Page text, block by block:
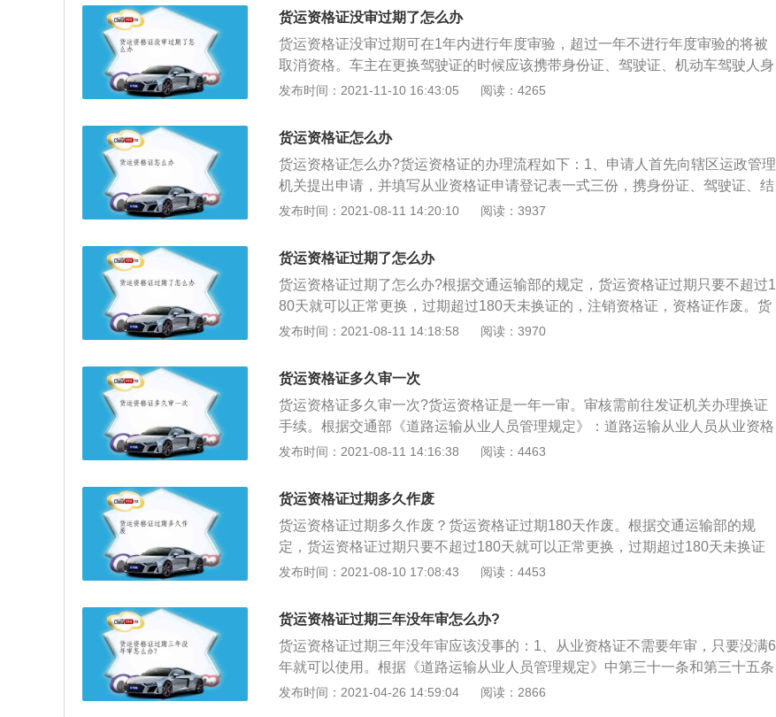
核发地车管所参加学习，通过科目一的考试后可恢复驾驶资格。4、被注销超过
两年驾驶证作废。
货运资格证没审过期了怎么办
货运资格证没审过期可在1年内进行年度审验，超过一年不进行年度审验的将被
取消资格。车主在更换驾驶证的时候应该携带身份证、驾驶证、机动车驾驶人身
体状况证明和两张一寸白底彩色照片。对于体检证明，车主需要提供的是卫生局
具的身体状况的医学证明。货运经营资格证书年审程序注意事项：1.如果没有时
间去车管所，可以晚点去，不罚款，但不能超过一年。2.驾照年审所需资料：提
供驾照、身份证原件及机动车驾驶员身体状况证明。货运经营资格证书年审时
间：持有其他准驾车型驾驶证的，每两年年审一次。
发布时间：2021-11-10 16:43:05 阅读：4265
货运资格证怎么办
货运资格证怎么办?货运资格证的办理流程如下：1、申请人首先向辖区运政管理
机关提出申请，并填写从业资格证申请登记表一式三份，携身份证、驾驶证、结
业证（限2004年4月1日以后持驾驶证）及《从业资格证》（限增驾）原件及复印
可生效。2、申请人到市级运政管理机关报名，培训科审查申请登记表（二份）
及相关资料，审查合格的分配到有培训资质的驾校培训，并收取考试费和工本
费。3、申请人到有培训资质的驾校报名，将从业资格证申请登记表及身份证、
驾驶证、结业证复印件交驾校存档。申请项目为增驾的，将原从业资格证交给驾
校，由驾校交回培训科。驾校按《营运汽车驾驶员职业培训教学计划与教学大
关组织理论考试和实操考试。考试结束后公布考试成绩，理论考试不及格者不能
参加实操考试。考试不合格的，可以补考一次；补考仍不合格的，30日后重新报
名参加考试。
发布时间：2021-08-11 14:20:10 阅读：3937
货运资格证过期了怎么办
货运资格证过期了怎么办?根据交通运输部的规定，货运资格证过期只要不超过1
80天就可以正常更换，过期超过180天未换证的，注销资格证，资格证作废。货
运资格证的办理流程如下：1、申请人首先向辖区运政管理机关提出申请，并填
日以后持驾驶证）及《从业资格证》（限增驾）原件及复印件二份，同版1寸彩
色照片5张。申请表登记表由辖区运管所初审，合格后盖章方可生效。2、申请人
到市级运政管理机关报名，培训科审查申请登记表（二份）及相关资料，审查合
格的分配到有培训资质的驾校培训，并收取考试费和工本费。3、申请人到有培
训资质的驾校报名，将从业资格证申请登记表及身份证、驾驶证、结业证复印件
科。驾校按《营运汽车驾驶员职业培训教学计划与教学大纲》规定的内容、课时
和市运管处的相关规定进行培训。4、由市级运政管理机关组织理论考试和实操
考试。考试结束后公布考试成绩，理论考试不及格者不能参加实操考试。考试不
发布时间：2021-08-11 14:18:58 阅读：3970
货运资格证多久审一次
货运资格证多久审一次?货运资格证是一年一审。审核需前往发证机关办理换证
手续。根据交通部《道路运输从业人员管理规定》：道路运输从业人员从业资格
证件有效期为6年。道路运输从业人员应当在从业资格证件有效期届满30日前到
证的办理流程如下：1、申请人首先向辖区运政管理机关提出申请，并填写从业
资格证申请登记表一式三份，携身份证、驾驶证、结业证（限2004年4月1日以后
持驾驶证）及《从业资格证》（限增驾）原件及复印件二份，同版1寸彩色照片5
张。申请表登记表由辖区运管所初审，合格后盖章方可生效。2、申请人到市级
运政管理机关报名，培训科审查申请登记表（二份）及相关资料，审查合格的分
的驾校报名，将从业资格证申请登记表及身份证、驾驶证、结业证复印件交驾校
存档。申请项目为增驾的，将原从业资格证交给驾校，由驾校交回培训科。驾校
按《营运汽车驾驶员职业培训教学计划与教学大纲》规定的内容、课时和市运管
试结束后公布考试成绩，理论考试不及格者不能参加实操考试。考试不合格的，
发布时间：2021-08-11 14:16:38 阅读：4463
货运资格证过期多久作废
货运资格证过期多久作废？货运资格证过期180天作废。根据交通运输部的规
定，货运资格证过期只要不超过180天就可以正常更换，过期超过180天未换证
的，注销资格证，资格证作废。货运资格证的办理流程如下：1、申请人首先向
证、驾驶证、结业证（限2004年4月1日以后持驾驶证）及《从业资格证》（限增
驾）原件及复印件二份，同版1寸彩色照片5张。申请表登记表由辖区运管所初
审，合格后盖章方可生效。2、申请人到市级运政管理机关报名，培训科审查申
请登记表（二份）及相关资料，审查合格的分配到有培训资质的驾校培训，并收
取考试费和工本费。3、申请人到有培训资质的驾校报名，将从业资格证申请登
发布时间：2021-08-10 17:08:43 阅读：4453
货运资格证过期三年没年审怎么办?
货运资格证过期三年没年审应该没事的：1、从业资格证不需要年审，只要没满6
年就可以使用。根据《道路运输从业人员管理规定》中第三十一条和第三十五条
规定可以看出没有在规定的180天内换证，从业资格证自行作废；2、第三十一条
发布时间：2021-04-26 14:59:04 阅读：2866